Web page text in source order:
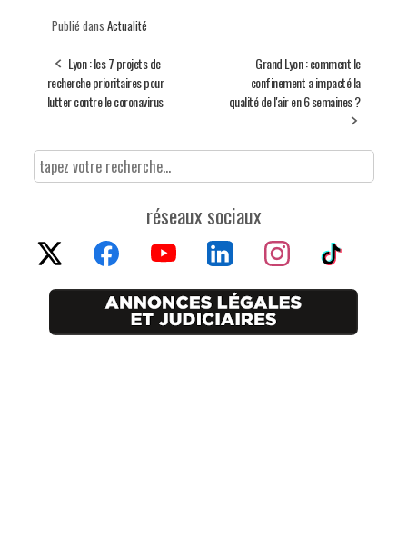
Publié dans Actualité
Lyon : les 7 projets de
recherche prioritaires pour
lutter contre le coronavirus
Grand Lyon : comment le
confinement a impacté la
qualité de l'air en 6 semaines ?
réseaux sociaux